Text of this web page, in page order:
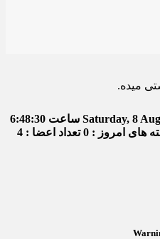
Saturday, 8 ساعت 6:48:31
های امروز : 0
تعداد اعضا : 4